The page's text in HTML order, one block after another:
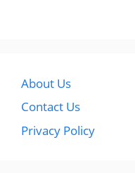
About Us
Contact Us
Privacy Policy